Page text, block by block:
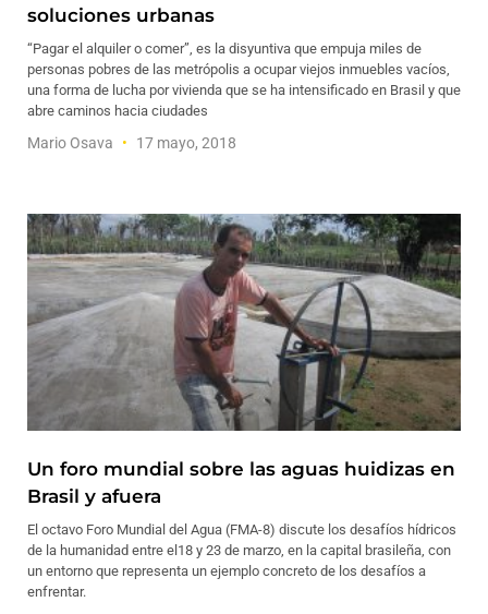
soluciones urbanas
“Pagar el alquiler o comer”, es la disyuntiva que empuja miles de
personas pobres de las metrópolis a ocupar viejos inmuebles vacíos,
una forma de lucha por vivienda que se ha intensificado en Brasil y que
abre caminos hacia ciudades
Mario Osava 17 mayo, 2018
Un foro mundial sobre las aguas huidizas en
Brasil y afuera
El octavo Foro Mundial del Agua (FMA-8) discute los desafíos hídricos
de la humanidad entre el18 y 23 de marzo, en la capital brasileña, con
un entorno que representa un ejemplo concreto de los desafíos a
enfrentar.